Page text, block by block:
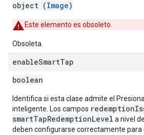
object (Image)
Este elemento es obsoleto.
Obsoleta.
enableSmartTap
boolean
Identifica si esta clase admite el
inteligente. Los campos
smartTapRedemptionLevel a nivel
deben configurarse correctamente para